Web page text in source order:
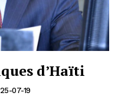
d’Haïti
07-19